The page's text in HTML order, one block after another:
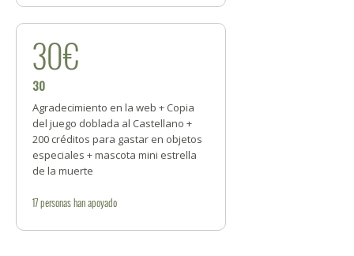
30€
30
Agradecimiento en la web + Copia
del juego doblada al Castellano +
200 créditos para gastar en objetos
especiales + mascota mini estrella
de la muerte
17personashan apoyado